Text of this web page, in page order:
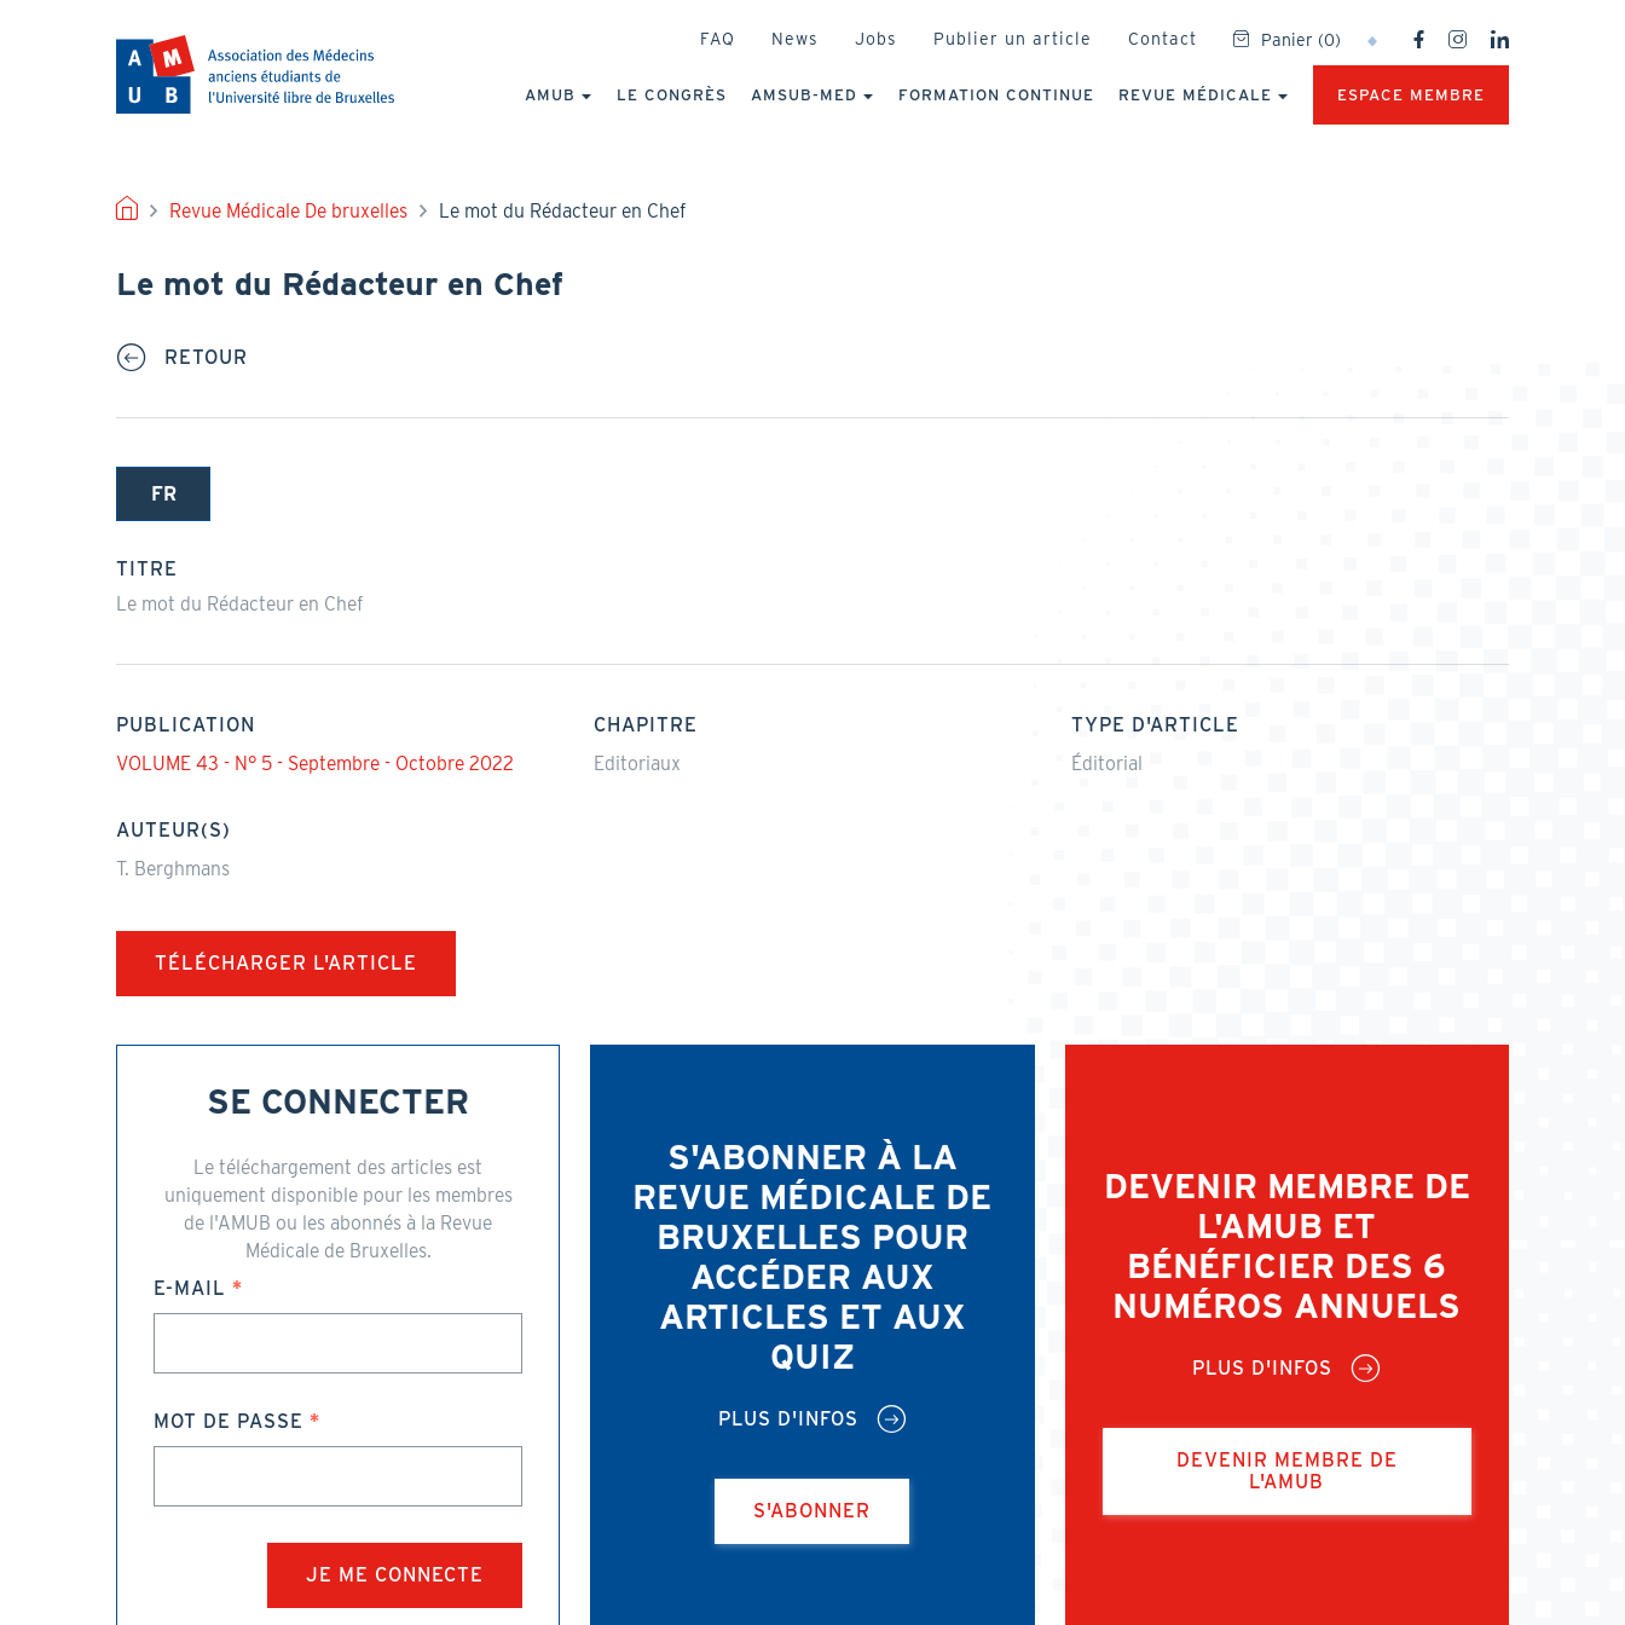
HEADER
FAQ News Jobs Publier un article Contact Panier (0)
SOCIAL
NETWORKS
PRINCIPALE
AMUB LE CONGRÈS AMSUB-MED FORMATION CONTINUE REVUE MÉDICALE ESPACE MEMBRE
FIL
D'ARIANE
Revue Médicale De bruxelles Le mot du Rédacteur en Chef
Le mot du Rédacteur en Chef
RETOUR
FR
(onglet
TITRE
Le mot du Rédacteur en Chef
PUBLICATION
VOLUME 43 - N° 5 - Septembre - Octobre 2022
CHAPITRE
Editoriaux
TYPE D'ARTICLE
Éditorial
AUTEUR(S)
T. Berghmans
TÉLÉCHARGER L'ARTICLE
SE CONNECTER
Le téléchargement des articles est
uniquement disponible pour les membres
de l'AMUB ou les abonnés à la Revue
Médicale de Bruxelles.
E-MAIL
MOT DE PASSE
S'ABONNER À LA
REVUE MÉDICALE DE
BRUXELLES POUR
ACCÉDER AUX
ARTICLES ET AUX
QUIZ
PLUS D'INFOS
S'ABONNER
DEVENIR MEMBRE DE
L'AMUB ET
BÉNÉFICIER DES 6
NUMÉROS ANNUELS
PLUS D'INFOS
DEVENIR MEMBRE DE
L'AMUB